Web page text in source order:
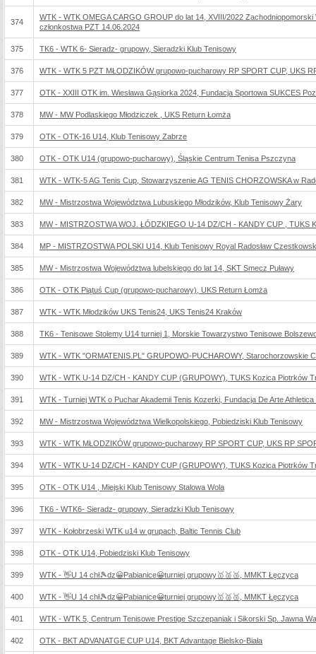
374
WTK - WTK OMEGA CARGO GROUP do lat 14, XVIII/2022
członkostwa PZT 14.06.2024
375 TK6 - WTK 6- Sieradz- grupowy, Sieradzki Klub Tenisowy
376 WTK - WTK 5 PZT MŁODZIKÓW grupowo-pucharowy RP SPORT CUP, UKS
377 OTK - XXIII OTK im. Wiesława Gąsiorka 2024, Fundacja Sportowa SUKCES
378 MW - MW Podlaskiego Młodziczek , UKS Return Łomża
379 OTK - OTK-16 U14, Klub Tenisowy Zabrze
380 OTK - OTK U14 (grupowo-pucharowy), Śląskie Centrum Tenisa Pszczyna
381 WTK - WTK-5 AG Tenis Cup, Stowarzyszenie AG TENIS CHORZOWSKA w
382 MW - Mistrzostwa Województwa Lubuskiego Młodzików, Klub Tenisowy Żary
383 MW - MISTRZOSTWA WOJ. ŁÓDZKIEGO U-14 DZ/CH - KANDY CUP , TUKS
384 MP - MISTRZOSTWA POLSKI U14, Klub Tenisowy Royal Radosław
385 MW - Mistrzostwa Województwa lubelskiego do lat 14, SKT Smecz Puławy
386 OTK - OTK Piątuś Cup (grupowo-pucharowy), UKS Return Łomża
387 WTK - WTK Młodzików UKS Tenis24, UKS Tenis24 Kraków
388 TK6 - Tenisowe Stolemy U14 turniej 1, Morskie Towarzystwo Tenisowe
389 WTK - WTK "ORMATENIS.PL" GRUPOWO-PUCHAROWY, Starochorzowskie
390 WTK - WTK U-14 DZ/CH - KANDY CUP (GRUPOWY), TUKS Kozica Piotrków
391 WTK - Turniej WTK o Puchar Akademii Tenis Kozerki, Fundacja De Arte
392 MW - Mistrzostwa Województwa Wielkopolskiego, Pobiedziski Klub Tenisowy
393 WTK - WTK MŁODZIKÓW grupowo-pucharowy RP SPORT CUP, UKS RP
394 WTK - WTK U-14 DZ/CH - KANDY CUP (GRUPOWY), TUKS Kozica Piotrków
395 OTK - OTK U14 , Miejski Klub Tenisowy Stalowa Wola
396 TK6 - WTK6- Sieradz- grupowy, Sieradzki Klub Tenisowy
397 WTK - Kołobrzeski WTK u14 w grupach, Baltic Tennis Club
398 OTK - OTK U14, Pobiedziski Klub Tenisowy
399 WTK - 👋U 14 chł🎾dz😀Pabianice😀turniej grupowy🥇🥈🥉, MMKT Łęczyca
400 WTK - 👋U 14 chł🎾dz😀Pabianice😀turniej grupowy🥇🥈🥉, MMKT Łęczyca
401 WTK - WTK 5, Centrum Tenisowe Prestige Szczepaniak i Sikorski Sp. Jawna
402 OTK - BKT ADVANATGE CUP U14, BKT Advantage Bielsko-Biała